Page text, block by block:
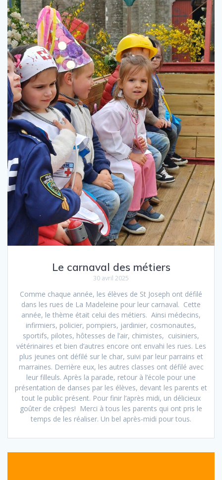
Le carnaval des métiers
30 avril 2025
Comme chaque année, les élèves de St Joseph ont défilé
dans les rues de La Madeleine pour leur carnaval. Cette
année, le thème était celui des métiers. Ainsi médecins,
infirmiers, policier, pompiers, jardinier, cosmonautes,
sportifs, pilotes, hôtesses de l’air, chimistes, cuisiniers,
vétérinaires et bien d’autres encore ont envahi les rues. Les
plus jeunes ont défilé sur le char, suivi par leur parrains et
marraines. Derrière eux, les autres classes ont défilé avec
leur filleuls. Après la parade, retour à l’école pour une
présentation de danses par les élèves, devant les parents et
tout le public présent. Pour finir l’après midi, un délicieux
goûter de crêpes! Merci à tous les parents qui ont pris le
temps de les réaliser. Un bel après-midi pour tous.